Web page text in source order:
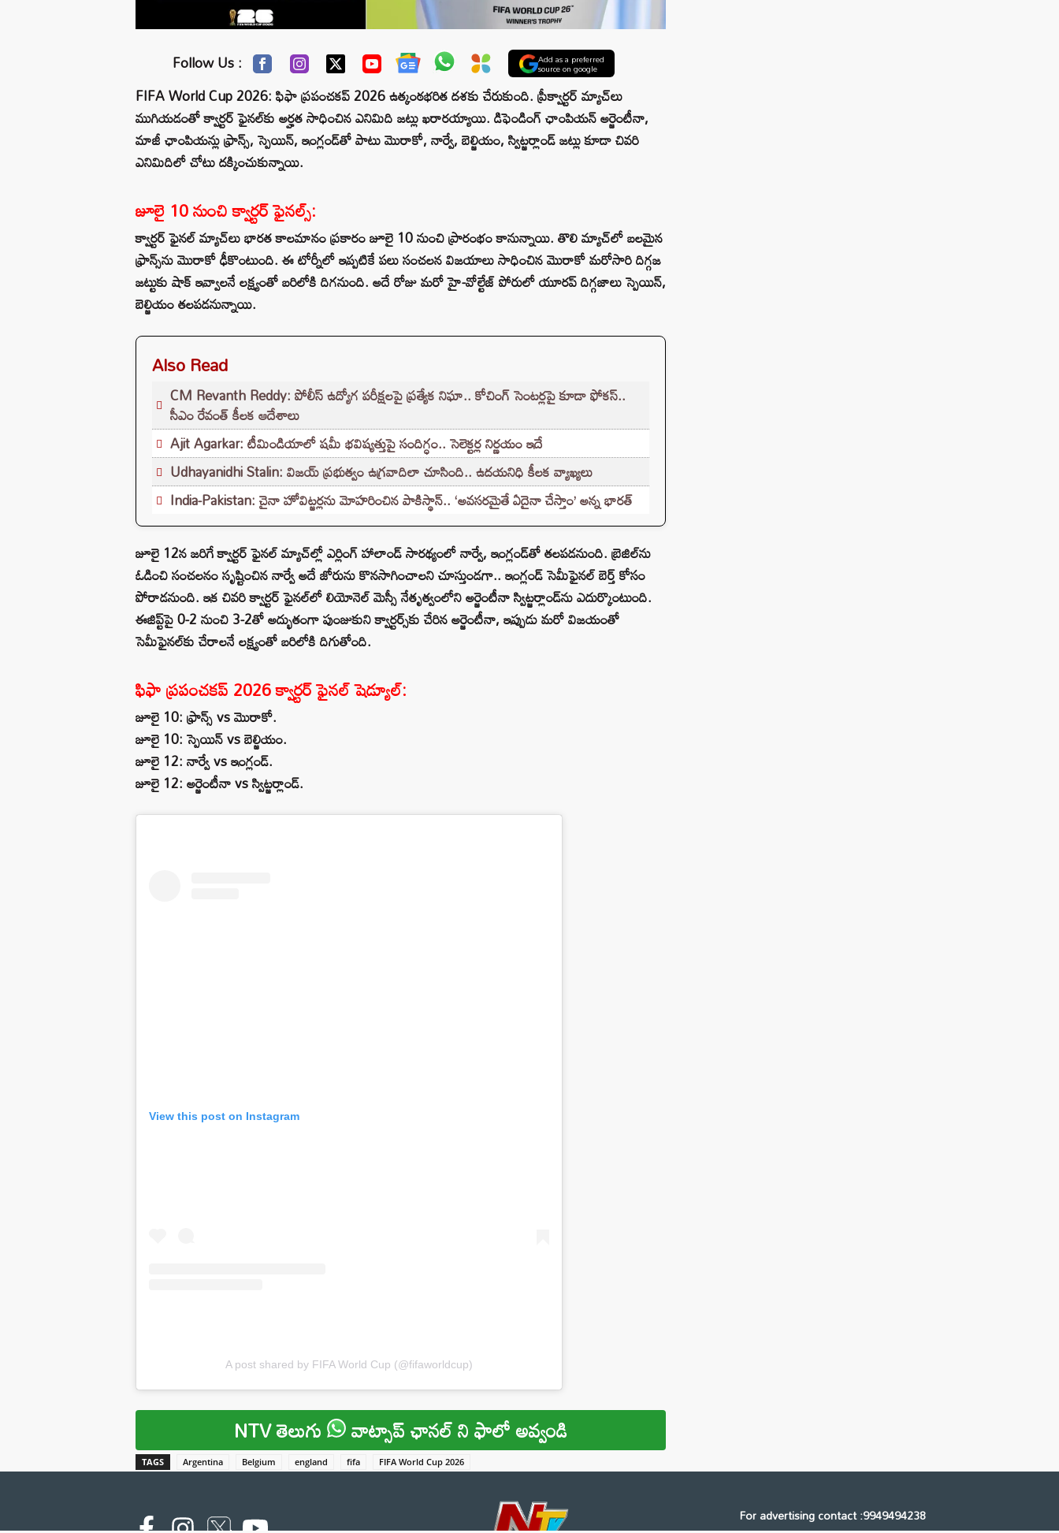
Follow Us : Add as a preferred
source on google
FIFA World Cup 2026: ఫిఫా ప్రపంచకప్ 2026 ఉత్కంఠభరిత దశకు చేరుకుంది. ప్రీక్వార్టర్ మ్యాచ్‌లు
ముగియడంతో క్వార్టర్‌ ఫైనల్‌కు అర్హత సాధించిన ఎనిమిది జట్లు ఖరారయ్యాయి. డిఫెండింగ్ ఛాంపియన్ అర్జెంటీనా,
మాజీ ఛాంపియన్లు ఫ్రాన్స్‌, స్పెయిన్‌, ఇంగ్లండ్‌తో పాటు మొరాకో, నార్వే, బెల్జియం, స్విట్జర్లాండ్ జట్లు కూడా చివరి
ఎనిమిదిలో చోటు దక్కించుకున్నాయి.
జూలై 10 నుంచి క్వార్టర్‌ ఫైనల్స్:
క్వార్టర్‌ ఫైనల్ మ్యాచ్‌లు భారత కాలమానం ప్రకారం జూలై 10 నుంచి ప్రారంభం కానున్నాయి. తొలి మ్యాచ్‌లో బలమైన
ఫ్రాన్స్‌ను మొరాకో ఢీకొంటుంది. ఈ టోర్నీలో ఇప్పటికే పలు సంచలన విజయాలు సాధించిన మొరాకో మరోసారి దిగ్గజ
జట్టుకు షాక్ ఇవ్వాలనే లక్ష్యంతో బరిలోకి దిగనుంది. అదే రోజు మరో హై-వోల్టేజ్ పోరులో యూరప్ దిగ్గజాలు స్పెయిన్,
బెల్జియం తలపడనున్నాయి.
Also Read
CM Revanth Reddy: పోలీస్ ఉద్యోగ పరీక్షలపై ప్రత్యేక నిఘా.. కోచింగ్ సెంటర్లపై కూడా ఫోకస్..
సీఎం రేవంత్ కీలక ఆదేశాలు
Ajit Agarkar: టీమిండియాలో షమీ భవిష్యత్తుపై సందిగ్ధం.. సెలెక్టర్ల నిర్ణయం ఇదే
Udhayanidhi Stalin: విజయ్ ప్రభుత్వం ఉగ్రవాదిలా చూసింది.. ఉదయనిధి కీలక వ్యాఖ్యలు
India-Pakistan: చైనా హోవిట్జర్లను మోహరించిన పాకిస్థాన్.. ‘అవసరమైతే ఏదైనా చేస్తాం’ అన్న భారత్
జూలై 12న జరిగే క్వార్టర్‌ ఫైనల్ మ్యాచ్‌ల్లో ఎర్లింగ్ హాలాండ్ సారథ్యంలో నార్వే, ఇంగ్లండ్‌తో తలపడనుంది. బ్రెజిల్‌ను
ఓడించి సంచలనం సృష్టించిన నార్వే అదే జోరును కొనసాగించాలని చూస్తుండగా.. ఇంగ్లండ్ సెమీఫైనల్ బెర్త్ కోసం
పోరాడనుంది. ఇక చివరి క్వార్టర్‌ ఫైనల్‌లో లియోనెల్ మెస్సీ నేతృత్వంలోని అర్జెంటీనా స్విట్జర్లాండ్‌ను ఎదుర్కొంటుంది.
ఈజిప్ట్‌పై 0-2 నుంచి 3-2తో అద్భుతంగా పుంజుకుని క్వార్టర్స్‌కు చేరిన అర్జెంటీనా, ఇప్పుడు మరో విజయంతో
సెమీఫైనల్‌కు చేరాలనే లక్ష్యంతో బరిలోకి దిగుతోంది.
ఫిఫా ప్రపంచకప్ 2026 క్వార్టర్‌ ఫైనల్ షెడ్యూల్:
జూలై 10: ఫ్రాన్స్ vs మొరాకో.
జూలై 10: స్పెయిన్ vs బెల్జియం.
జూలై 12: నార్వే vs ఇంగ్లండ్.
జూలై 12: అర్జెంటీనా vs స్విట్జర్లాండ్.
View this post on Instagram
A post shared by FIFA World Cup (@fifaworldcup)
NTV తెలుగు వాట్సాప్ ఛానల్ ని ఫాలో అవ్వండి
TAGS Argentina Belgium england fifa FIFA World Cup 2026
For advertising contact :9949494238